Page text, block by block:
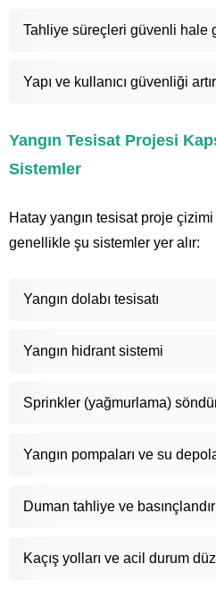
Tahliye süreçleri güvenli hale
Yapı ve kullanıcı güvenliği
Yangın Tesisat Projesi
Sistemler
Hatay yangın tesisat proje
genellikle şu sistemler yer alır:
Yangın dolabı tesisatı
Yangın hidrant sistemi
Sprinkler (yağmurlama)
Yangın pompaları ve su
Duman tahliye ve
Kaçış yolları ve acil durum